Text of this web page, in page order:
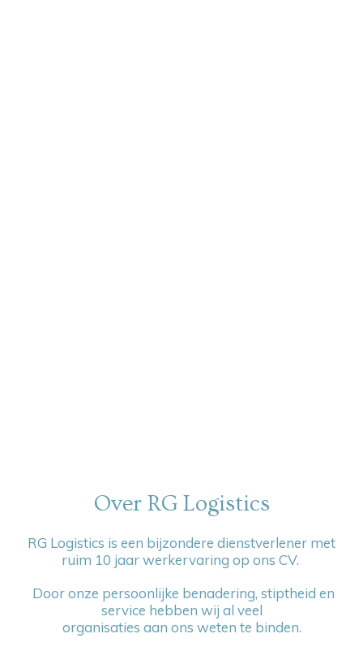
Over RG Logistics
RG Logistics is een bijzondere dienstverlener met
ruim 10 jaar werkervaring op ons CV.
Door onze persoonlijke benadering, stiptheid en
service hebben wij al veel
organisaties aan ons weten te binden.